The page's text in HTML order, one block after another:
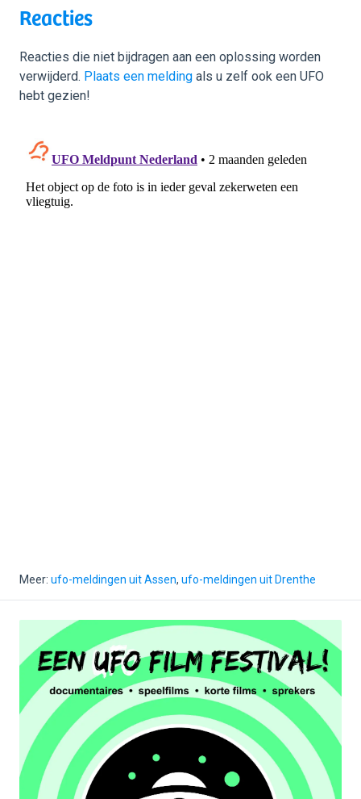
Reacties
Reacties die niet bijdragen aan een oplossing worden
verwijderd. Plaats een melding als u zelf ook een UFO
hebt gezien!
Meer: ufo-meldingen uit Assen, ufo-meldingen uit Drenthe